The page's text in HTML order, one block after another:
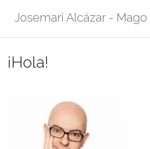
Josemari Alcázar - Mago
¡Hola!